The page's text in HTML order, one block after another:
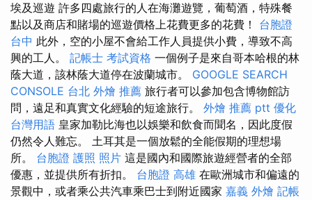
埃及巡遊 許多四處旅行的人在海灘遊覽，葡萄酒，特殊餐
點以及商店和賭場的巡遊價格上花費更多的花費！ 台胞證
台中 此外，空的小屋不會給工作人員提供小費，導致不高
興的工人。 記帳士 考試資格 一個例子是來自哥本哈根的林
蔭大道，該林蔭大道停在波蘭城市。 GOOGLE SEARCH
CONSOLE 台北 外燴 推薦 旅行者可以參加包含博物館訪
問，遠足和真實文化經驗的短途旅行。 外燴 推薦 ptt 優化
台灣用語 皇家加勒比海也以娛樂和飲食而聞名，因此度假
仍然令人難忘。 土耳其是一個放鬆的全能假期的理想場
所。 台胞證 護照 照片 這是國內和國際旅遊經營者的全部
優惠，並提供所有折扣。 台胞證 高雄 在歐洲城市和偏遠的
景觀中，或者乘公共汽車乘巴士到附近國家 嘉義 外燴 記帳